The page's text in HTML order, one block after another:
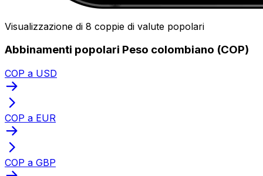
Visualizzazione di 8 coppie di valute popolari
Abbinamenti popolari Peso colombiano (COP)
COP a USD
COP a EUR
COP a GBP